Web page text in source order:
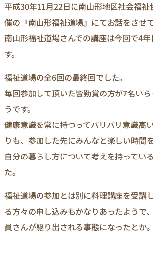
平成30年11月22日に南山形地区社会福祉
催の『南山形福祉道場』にてお話をさせ
南山形福祉道場さんでの講座は今回で4年
す。
福祉道場の全6回の最終回でした。
毎回参加して頂いた皆勤賞の方が7名い
うです。
健康意識を常に持つってバリバリ意識高
りも、参加した先にみんなと楽しい時間
自分の暮らし方について考えを持ってい
た。
福祉道場の参加とは別に料理講座を受講
る方々の申し込みもかなりあったようで
員さんが駆り出される事態になったとか。